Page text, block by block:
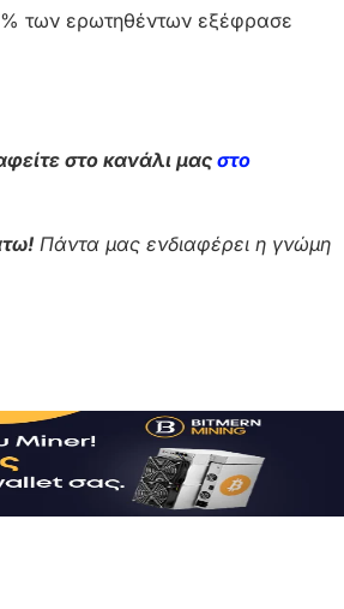
των ερωτηθέντων εξέφρασε
στο κανάλι μας στο
Πάντα μας ενδιαφέρει η γνώμη